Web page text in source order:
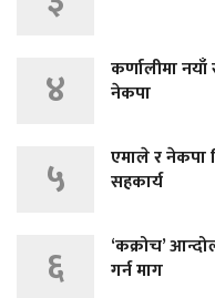
४
कर्णालीमा
नेकपा
५
एमाले र नेकपा
सहकार्य
६
‘कक्रोच’
गर्न माग